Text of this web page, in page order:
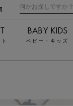
ベビー・キッズ